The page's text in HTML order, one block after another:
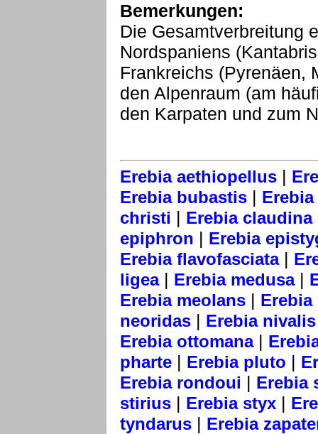
Bemerkungen:
Die Gesamtverbreitung
Nordspaniens
Frankreichs (Pyrenäen,
den Alpenraum (am
den Karpaten und zum
Erebia aethiopellus |
Erebia bubastis |
christi | Erebia claudina
epiphron | Erebia
Erebia flavofasciata|
ligea| Erebia medusa|
Erebia meolans | Erebia
neoridas | Erebia nivalis
Erebia ottomana|
pharte | Erebia pluto |
Erebia rondoui | Erebia
stirius | Erebia styx |
tyndarus | Erebia